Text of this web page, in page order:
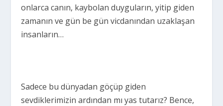
onlarca canın, kaybolan duyguların, yitip giden
zamanın ve gün be gün vicdanından uzaklaşan
insanların…
Sadece bu dünyadan göçüp giden
sevdiklerimizin ardından mı yas tutarız? Bence,